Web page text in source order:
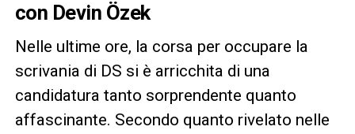
con Devin Özek
Nelle ultime ore, la corsa per occupare la
scrivania di DS si è arricchita di una
candidatura tanto sorprendente quanto
affascinante. Secondo quanto rivelato nelle